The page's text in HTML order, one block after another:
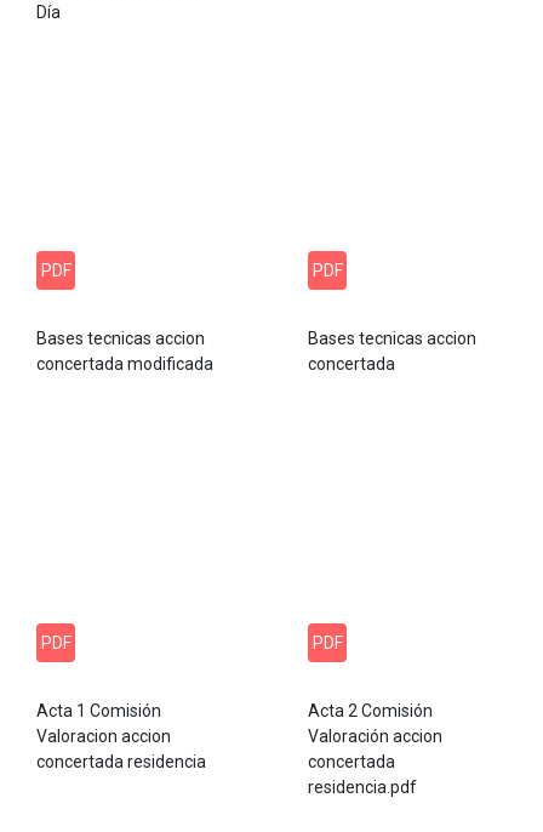
Día
PDF
Bases tecnicas accion
concertada modificada
PDF
Bases tecnicas accion
concertada
PDF
Acta 1 Comisión
Valoracion accion
concertada residencia
PDF
Acta 2 Comisión
Valoración accion
concertada
residencia.pdf